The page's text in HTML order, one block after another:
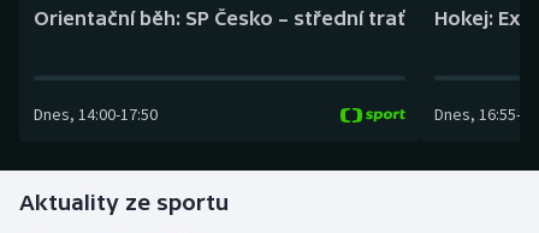
Gymnastika
Orientační běh: SP Česko – střední trať
Dnes, 14:00-17:50
Hokej:
Dnes, 16:55-
Aktuality ze sportu